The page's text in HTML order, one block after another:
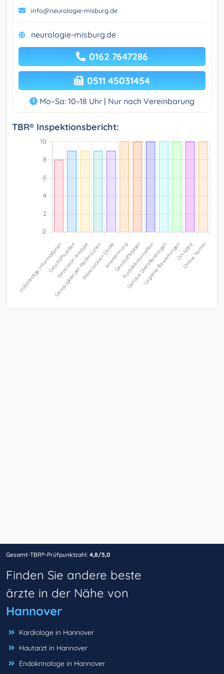
info@neurologie-misburg.de
neurologie-misburg.de
0162 7647286
0511 45031454
Mo–Sa: 10–18 Uhr | Nur nach Vereinbarung
TBR® Inspektionsbericht:
Gesamt-TBR®-Prüfpunktzahl: 4,8/5,0
Finden Sie andere beste
ärzte in der Nähe von
Hannover
Kardiologe in Hannover
Hautarzt in Hannover
Endokrinologe in Hannover